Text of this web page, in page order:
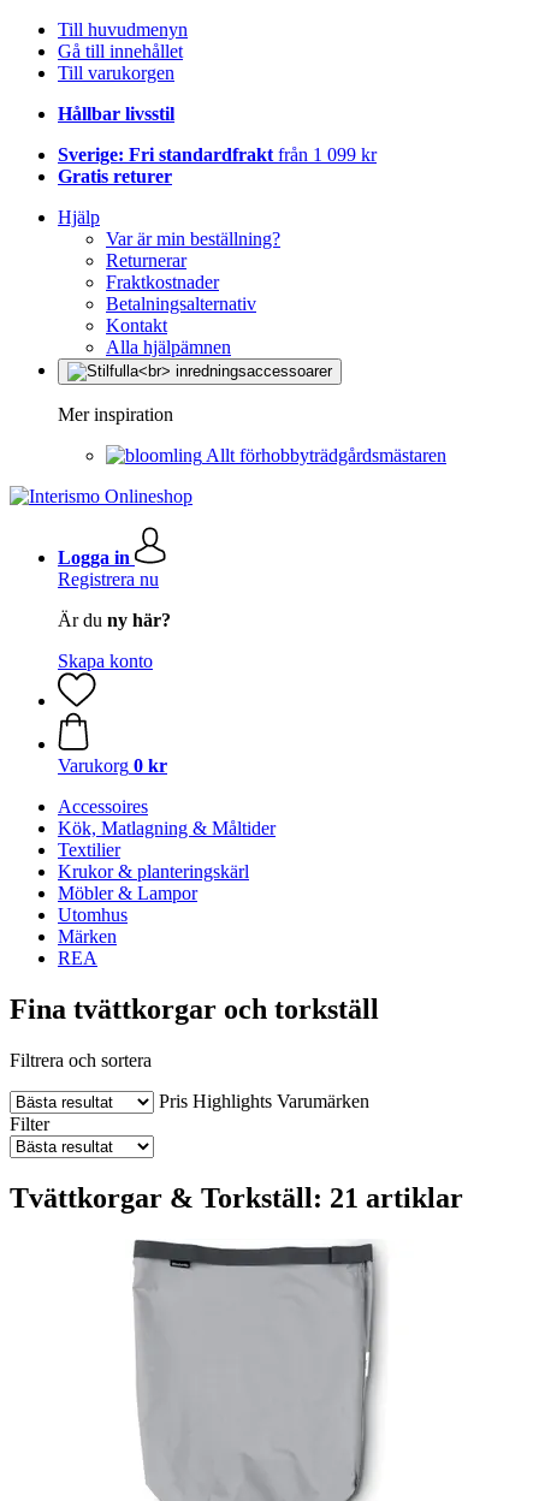
Till huvudmenyn
Gå till innehållet
Till varukorgen
Hållbar livsstil
Sverige: Fri standardfrakt från 1 099 kr
Gratis returer
Hjälp
Var är min beställning?
Returnerar
Fraktkostnader
Betalningsalternativ
Kontakt
Alla hjälpämnen
Mer inspiration
Allt förhobbyträdgårdsmästaren
Logga in
Registrera nu
Är du ny här?
Skapa konto
Varukorg 0 kr
Accessoires
Kök, Matlagning & Måltider
Textilier
Krukor & planteringskärl
Möbler & Lampor
Utomhus
Märken
REA
Fina tvättkorgar och torkställ
Filtrera och sortera
Pris Highlights Varumärken
Filter
Tvättkorgar & Torkställ: 21 artiklar